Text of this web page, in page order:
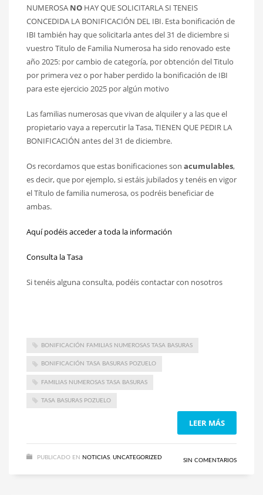
NUMEROSA NO HAY QUE SOLICITARLA SI TENEIS
CONCEDIDA LA BONIFICACIÓN DEL IBI. Esta bonificación de
IBI también hay que solicitarla antes del 31 de diciembre si
vuestro Titulo de Familia Numerosa ha sido renovado este
año 2025: por cambio de categoría, por obtención del Titulo
por primera vez o por haber perdido la bonificación de IBI
para este ejercicio 2025 por algún motivo
Las familias numerosas que vivan de alquiler y a las que el
propietario vaya a repercutir la Tasa, TIENEN QUE PEDIR LA
BONIFICACIÓN antes del 31 de diciembre.
Os recordamos que estas bonificaciones son acumulables,
es decir, que por ejemplo, si estáis jubilados y tenéis en vigor
el Título de familia numerosa, os podréis beneficiar de
ambas.
Aquí podéis acceder a toda la información
Consulta la Tasa
Si tenéis alguna consulta, podéis contactar con nosotros
BONIFICACIÓN FAMILIAS NUMEROSAS TASA BASURAS
BONIFICACIÓN TASA BASURAS POZUELO
FAMILIAS NUMEROSAS TASA BASURAS
TASA BASURAS POZUELO
LEER MÁS
PUBLICADO EN NOTICIAS, UNCATEGORIZED SIN COMENTARIOS